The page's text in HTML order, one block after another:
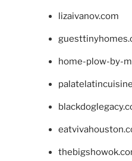
lizaivanov.com
home-plow-by-